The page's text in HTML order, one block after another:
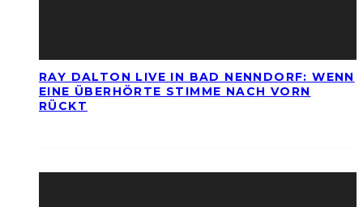
RAY DALTON LIVE IN BAD NENNDORF: WENN
EINE ÜBERHÖRTE STIMME NACH VORN
RÜCKT